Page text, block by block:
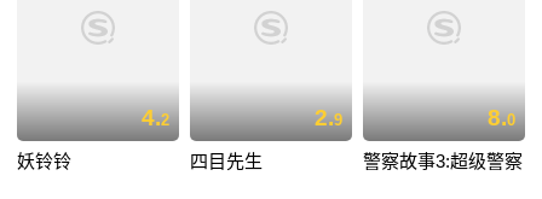
4.2
妖铃铃
2.9
四目先生
8.0
警察故事3:超级警察